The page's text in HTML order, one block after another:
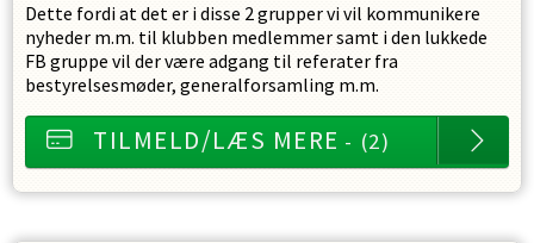
Dette fordi at det er i disse 2 grupper vi vil kommunikere
nyheder m.m. til klubben medlemmer samt i den lukkede
FB gruppe vil der være adgang til referater fra
bestyrelsesmøder, generalforsamling m.m.
TILMELD/LÆS MERE - (2)